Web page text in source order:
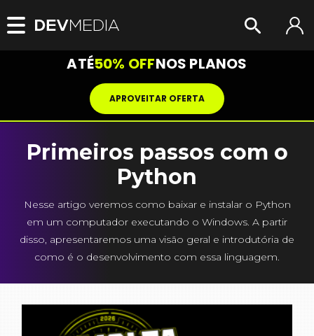
ATÉ50% OFFNOS PLANOS
APROVEITAR OFERTA
Primeiros passos com o
Python
Nesse artigo veremos como baixar e instalar o Python
em um computador executando o Windows. A partir
disso, apresentaremos uma visão geral e introdutória de
como é o desenvolvimento com essa linguagem.